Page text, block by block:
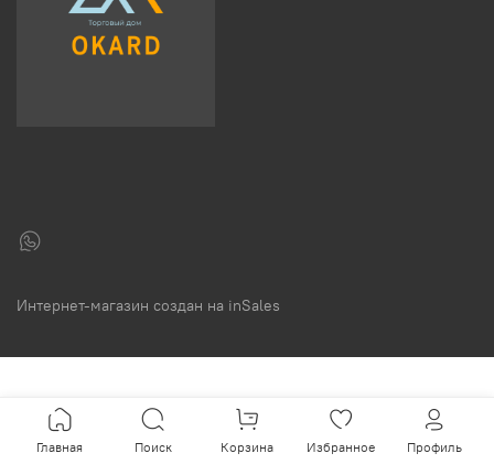
Интернет-магазин создан на inSales
Главная Поиск Корзина Избранное Профиль